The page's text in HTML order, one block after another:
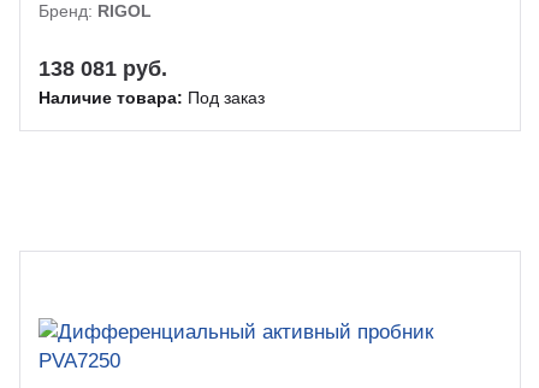
Бренд: RIGOL
138 081 руб.
Наличие товара: Под заказ